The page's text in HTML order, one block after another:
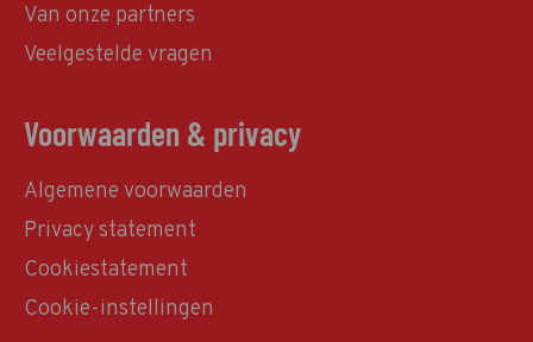
Van onze partners
Veelgestelde vragen
Voorwaarden & privacy
Algemene voorwaarden
Privacy statement
Cookiestatement
Cookie-instellingen